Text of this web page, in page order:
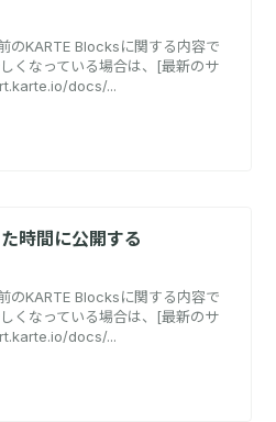
のKARTE Blocksに関する内容で
くなっている場合は、[最新のサ
docs/...
時間に公開する
のKARTE Blocksに関する内容で
くなっている場合は、[最新のサ
docs/...